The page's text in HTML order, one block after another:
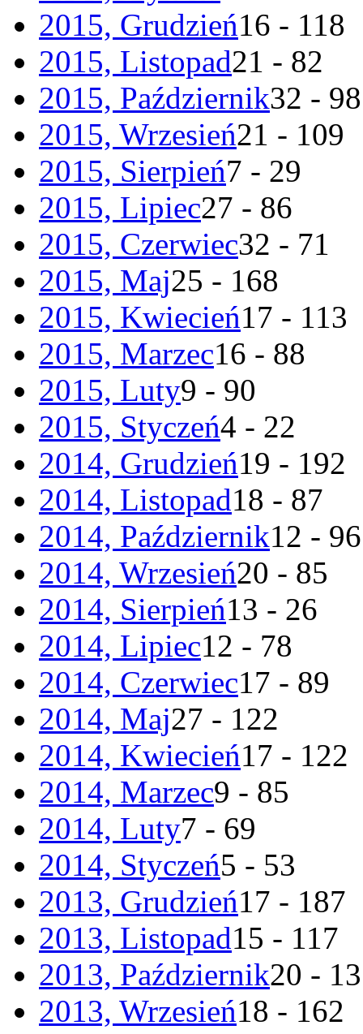
2015, Grudzień16 - 118
2015, Listopad21 - 82
2015, Październik32 - 98
2015, Wrzesień21 - 109
2015, Sierpień7 - 29
2015, Lipiec27 - 86
2015, Czerwiec32 - 71
2015, Maj25 - 168
2015, Kwiecień17 - 113
2015, Marzec16 - 88
2015, Luty9 - 90
2015, Styczeń4 - 22
2014, Grudzień19 - 192
2014, Listopad18 - 87
2014, Październik12 - 96
2014, Wrzesień20 - 85
2014, Sierpień13 - 26
2014, Lipiec12 - 78
2014, Czerwiec17 - 89
2014, Maj27 - 122
2014, Kwiecień17 - 122
2014, Marzec9 - 85
2014, Luty7 - 69
2014, Styczeń5 - 53
2013, Grudzień17 - 187
2013, Listopad15 - 117
2013, Październik20 -
2013, Wrzesień18 - 162